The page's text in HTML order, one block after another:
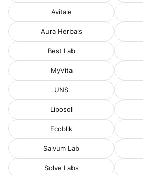
Avitale
Aura Herbals
Best Lab
MyVita
UNS
Liposol
Ecoblik
Salvum Lab
Solve Labs